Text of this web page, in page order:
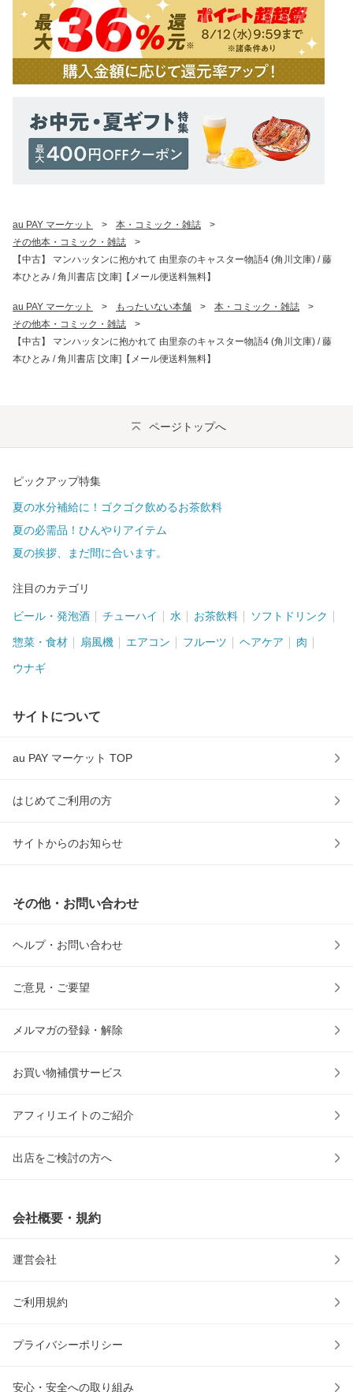
au PAY マーケット > 本・コミック・雑誌
>
その他本・コミック・雑誌
>
【中古】 マンハッタンに抱かれて 由里奈のキャスター物語4 (角川文庫) / 藤
本ひとみ / 角川書店 [文庫]【メール便送料無料】
au PAY マーケット > もったいない本舗 > 本・コミック・雑誌
>
その他本・コミック・雑誌
>
【中古】 マンハッタンに抱かれて 由里奈のキャスター物語4 (角川文庫) / 藤
本ひとみ / 角川書店 [文庫]【メール便送料無料】
ページトップへ
ピックアップ特集
夏の水分補給に！ゴクゴク飲めるお茶飲料
夏の必需品！ひんやりアイテム
夏の挨拶、まだ間に合います。
注目のカテゴリ
ビール・発泡酒 チューハイ 水 お茶飲料 ソフトドリンク
惣菜・食材 扇風機 エアコン フルーツ ヘアケア 肉
ウナギ
サイトについて
au PAY マーケット TOP
はじめてご利用の方
サイトからのお知らせ
その他・お問い合わせ
ヘルプ・お問い合わせ
ご意見・ご要望
メルマガの登録・解除
お買い物補償サービス
アフィリエイトのご紹介
出店をご検討の方へ
会社概要・規約
運営会社
ご利用規約
プライバシーポリシー
安心・安全への取り組み